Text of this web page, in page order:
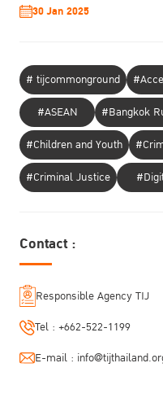
30 Jan 2025
# tijcommonground
#ASEAN
#Bangkok
#Children and Youth
#Criminal Justice
Contact :
Responsible Agency TIJ
Tel : +662-522-1199
E-mail :